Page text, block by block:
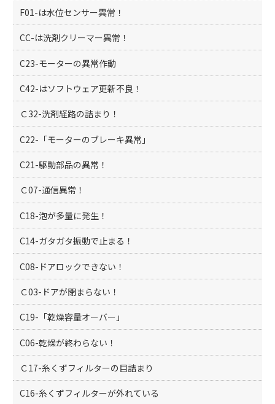
F01-は水位センサー異常！
CC-は洗剤クリーマー異常！
C23-モーターの異常作動
C42-はソフトウェア更新不良！
Ｃ32-洗剤経路の詰まり！
C22-「モーターのブレーキ異常」
C21-駆動部品の異常！
Ｃ07-通信異常！
C18-泡が多量に発生！
C14-ガタガタ振動で止まる！
C08-ドアロックできない！
Ｃ03-ドアが閉まらない！
C19-「乾燥容量オーバー」
C06-乾燥が終わらない！
Ｃ17-糸くずフィルターの目詰まり
C16-糸くずフィルターが外れている